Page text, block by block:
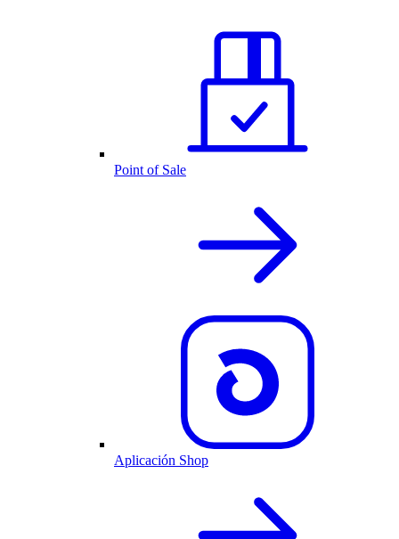
Point of Sale
Aplicación Shop